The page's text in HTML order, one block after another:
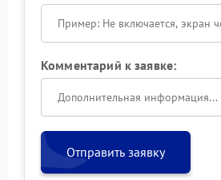
Комментарий к заявке:
Отправить заявку